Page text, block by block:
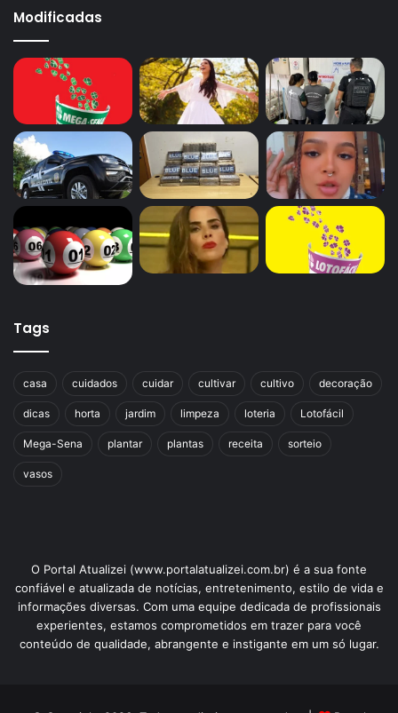
Modificadas
Tags
casa cuidados cuidar cultivar cultivo decoração
dicas horta jardim limpeza loteria Lotofácil
Mega-Sena plantar plantas receita sorteio
vasos
O Portal Atualizei (www.portalatualizei.com.br) é a sua fonte
confiável e atualizada de notícias, entretenimento, estilo de vida e
informações diversas. Com uma equipe dedicada de profissionais
experientes, estamos comprometidos em trazer para você
conteúdo de qualidade, abrangente e instigante em um só lugar.